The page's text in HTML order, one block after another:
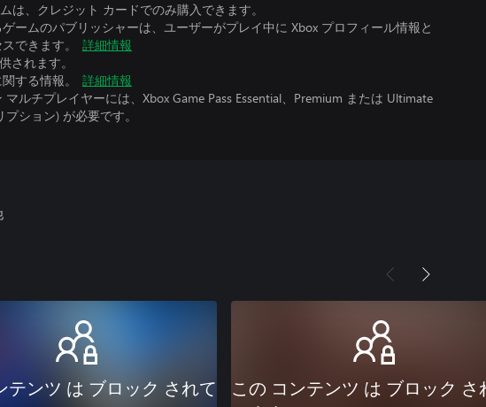
は、クレジット カードでのみ購入できます。
ームのパブリッシャーは、ユーザーがプレイ中に Xbox プロフィール情報と
できます。
詳細情報
されます。
する情報。
詳細情報
ルチプレイヤーには、Xbox Game Pass Essential、Premium または Ultimate
ション) が必要です。
テンツ は ブロック されて
この コンテンツ は ブロック さ